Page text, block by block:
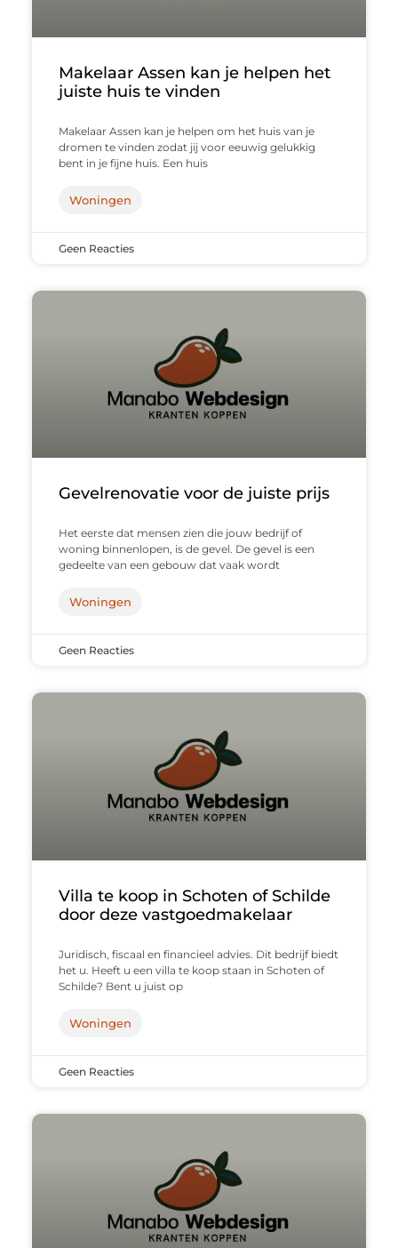
Makelaar Assen kan je helpen het
juiste huis te vinden
Makelaar Assen kan je helpen om het huis van je
dromen te vinden zodat jij voor eeuwig gelukkig
bent in je fijne huis. Een huis
Woningen
Geen Reacties
Gevelrenovatie voor de juiste prijs
Het eerste dat mensen zien die jouw bedrijf of
woning binnenlopen, is de gevel. De gevel is een
gedeelte van een gebouw dat vaak wordt
Woningen
Geen Reacties
Villa te koop in Schoten of Schilde
door deze vastgoedmakelaar
Juridisch, fiscaal en financieel advies. Dit bedrijf biedt
het u. Heeft u een villa te koop staan in Schoten of
Schilde? Bent u juist op
Woningen
Geen Reacties